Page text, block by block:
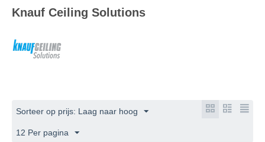
Knauf Ceiling Solutions
Sorteer op prijs: Laag naar hoog
12 Per pagina